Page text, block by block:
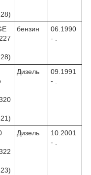
бензин
06.1990
- .
Дизель
09.1991
- .
Дизель
10.2001
- .